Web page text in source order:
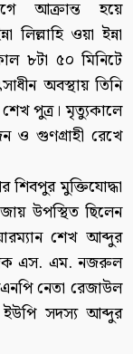
আক্রান্ত হয়ে
ওয়া ইন্না
৮টা ৫০ মিনিটে
অবস্থায় তিনি
পুত্র। মৃত্যুকালে
ও গুণগ্রাহী রেখে
মুক্তিযোদ্ধা
উপস্থিত ছিলেন
শেখ আব্দুর
এস. এম. নজরুল
নেতা রেজাউল
ইউপি সদস্য আব্দুর